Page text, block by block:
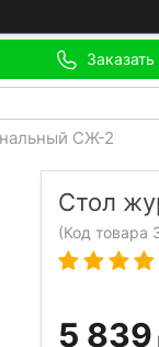
Заказать
СЖ-2
Стол
(Код товара
5 839